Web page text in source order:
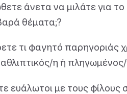
άνετα να μιλάτε για
θέματα;?
τι φαγητό παρηγοριάς
η ή
ευάλωτοι με τους φίλους